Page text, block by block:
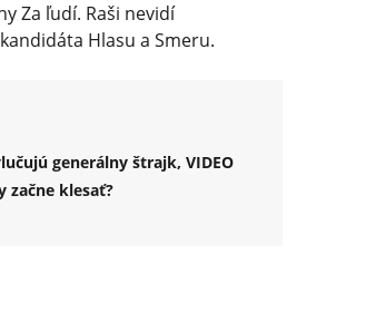
Za ľudí. Raši nevidí
Hlasu a Smeru.
generálny štrajk, VIDEO
začne klesať?